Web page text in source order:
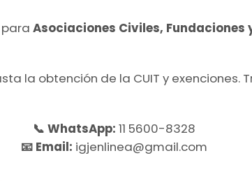
Asociaciones Civiles, Fundaciones
la obtención de la CUIT y
📞 WhatsApp: 11 5600-8328
📧 Email: igjenlinea@gmail.com